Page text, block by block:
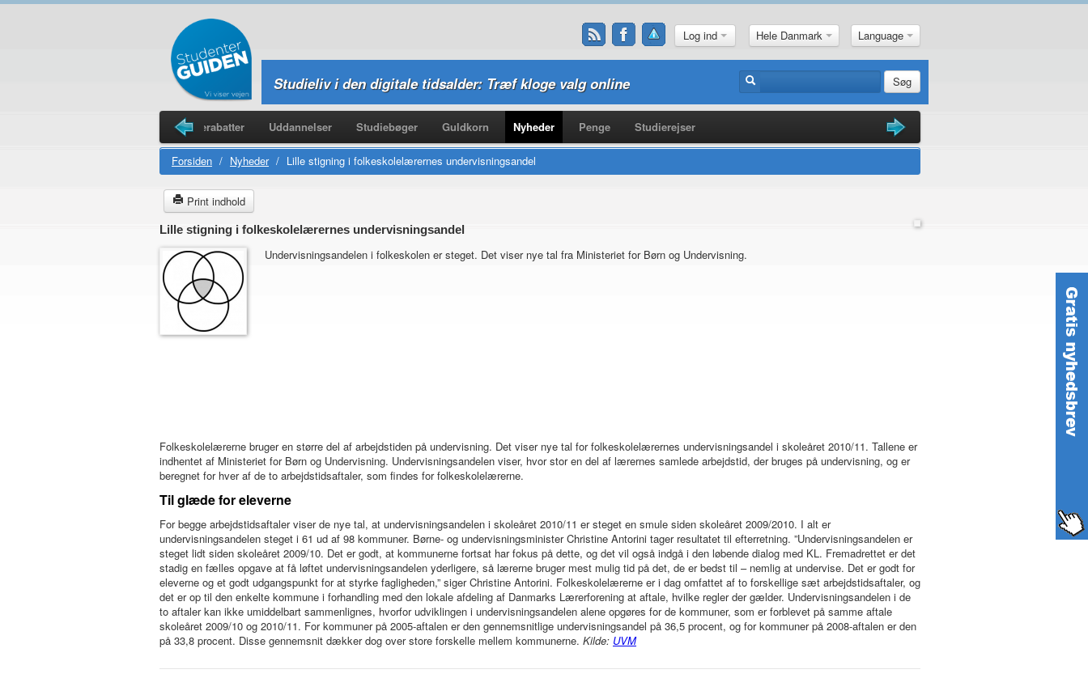
Log ind Hele Danmark Language
Studieliv i den digitale tidsalder: Træf kloge valg online Søg
Studierabatter Uddannelser Studiebøger Guldkorn Nyheder Penge Studierejser
Forsiden / Nyheder / Lille stigning i folkeskolelærernes undervisningsandel
Print indhold
Lille stigning i folkeskolelærernes undervisningsandel
Undervisningsandelen i folkeskolen er steget. Det viser nye tal fra Ministeriet for Børn og Undervisning.
Folkeskolelærerne bruger en større del af arbejdstiden på undervisning. Det viser nye tal for folkeskolelærernes undervisningsandel i skoleåret 2010/11. Tallene er
indhentet af Ministeriet for Børn og Undervisning. Undervisningsandelen viser, hvor stor en del af lærernes samlede arbejdstid, der bruges på undervisning, og er
beregnet for hver af de to arbejdstidsaftaler, som findes for folkeskolelærerne.
Til glæde for eleverne
For begge arbejdstidsaftaler viser de nye tal, at undervisningsandelen i skoleåret 2010/11 er steget en smule siden skoleåret 2009/2010. I alt er
undervisningsandelen steget i 61 ud af 98 kommuner. Børne- og undervisningsminister Christine Antorini tager resultatet til efterretning. ”Undervisningsandelen er
steget lidt siden skoleåret 2009/10. Det er godt, at kommunerne fortsat har fokus på dette, og det vil også indgå i den løbende dialog med KL. Fremadrettet er det
stadig en fælles opgave at få løftet undervisningsandelen yderligere, så lærerne bruger mest mulig tid på det, de er bedst til – nemlig at undervise. Det er godt for
eleverne og et godt udgangspunkt for at styrke fagligheden,” siger Christine Antorini. Folkeskolelærerne er i dag omfattet af to forskellige sæt arbejdstidsaftaler, og
det er op til den enkelte kommune i forhandling med den lokale afdeling af Danmarks Lærerforening at aftale, hvilke regler der gælder. Undervisningsandelen i de
to aftaler kan ikke umiddelbart sammenlignes, hvorfor udviklingen i undervisningsandelen alene opgøres for de kommuner, som er forblevet på samme aftale
skoleåret 2009/10 og 2010/11. For kommuner på 2005-aftalen er den gennemsnitlige undervisningsandel på 36,5 procent, og for kommuner på 2008-aftalen er den
på 33,8 procent. Disse gennemsnit dækker dog over store forskelle mellem kommunerne. Kilde: UVM